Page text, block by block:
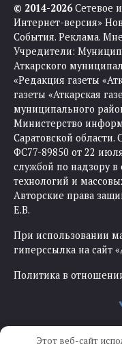
© 2014-2026Сетевое
Интернет-версия»
События. Реклама.
Учредители:
Аткарского
«Редакция газеты
газеты «Аткарская
муниципального
Министерство
Саратовской
ФС77-89850 от 22
службой по надзору
технологий и
Авторские права
Е.В.
При использовании
гиперссылка на сайт
Политика в
Этот веб-сайт